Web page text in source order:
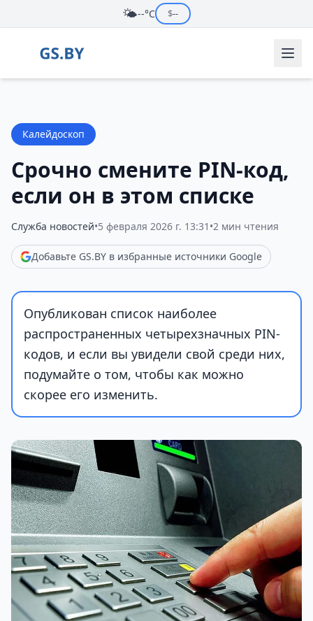
🌤️--°C $--
Калейдоскоп
Срочно смените PIN-код,
если он в этом списке
Служба новостей•5 февраля 2026 г. 13:31 •2 мин чтения
Добавьте GS.BY в избранные источники Google
Опубликован список наиболее
распространенных четырехзначных PIN-
кодов, и если вы увидели свой среди них,
подумайте о том, чтобы как можно
скорее его изменить.